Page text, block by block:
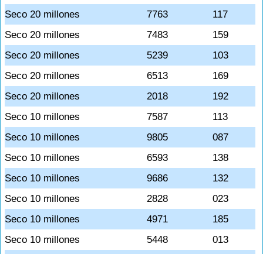
Seco 20 millones
7763
117
Seco 20 millones
7483
159
Seco 20 millones
5239
103
Seco 20 millones
6513
169
Seco 20 millones
2018
192
Seco 10 millones
7587
113
Seco 10 millones
9805
087
Seco 10 millones
6593
138
Seco 10 millones
9686
132
Seco 10 millones
2828
023
Seco 10 millones
4971
185
Seco 10 millones
5448
013